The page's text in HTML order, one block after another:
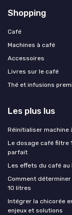
Shopping
Café
Machines à café
Accessoires
Livres sur le café
Thé et infusions
Les plus lus
Réinitialiser machine
Le dosage café filtre
parfait
Les effets du café
Comment
10 litres
Intégrer la chicorée
enjeux et solutions